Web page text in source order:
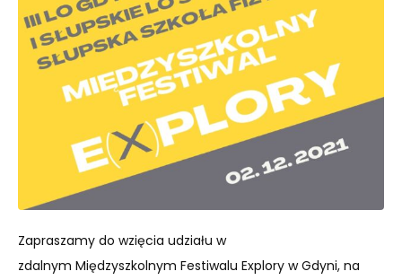
Zapraszamy do wzięcia udziału w
zdalnym Międzyszkolnym Festiwalu Explory w Gdyni, na